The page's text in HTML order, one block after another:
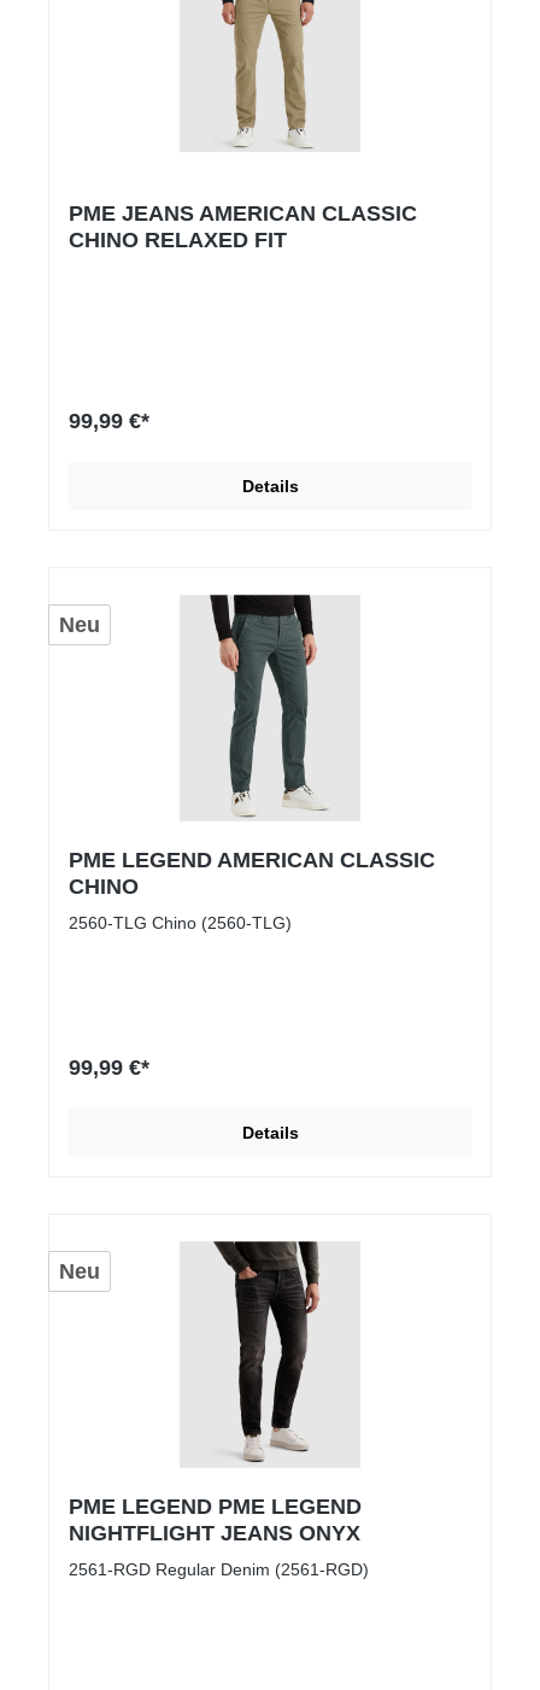
PME JEANS AMERICAN CLASSIC
CHINO RELAXED FIT
99,99 €*
Details
Neu
PME LEGEND AMERICAN CLASSIC
CHINO
2560-TLG Chino (2560-TLG)
99,99 €*
Details
Neu
PME LEGEND PME LEGEND
NIGHTFLIGHT JEANS ONYX
2561-RGD Regular Denim (2561-RGD)